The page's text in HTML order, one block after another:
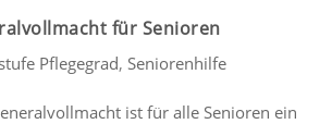
für Senioren
Pflegegrad, Seniorenhilfe
ist für alle Senioren ein